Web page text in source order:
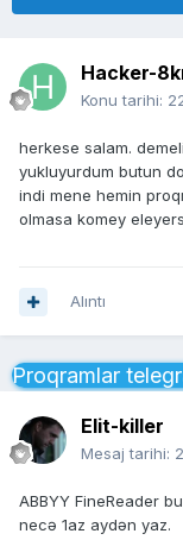
Hacker-
Konu tarihi:
herkese salam.
yukluyurdum butun
indi mene hemin
olmasa komey
Alıntı
Proqramlar
Elit-killer
Mesaj tarihi:
ABBYY FineReader
necə 1az aydən yaz.